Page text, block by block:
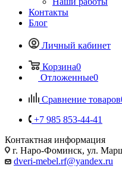
Контакты
Блог
Личный кабинет
Корзина0
Отложенные0
Сравнение товаров
+7 985 853-44-41
Контактная информация
г. Наро-Фоминск, ул.
dveri-mebel.rf@yandex.ru